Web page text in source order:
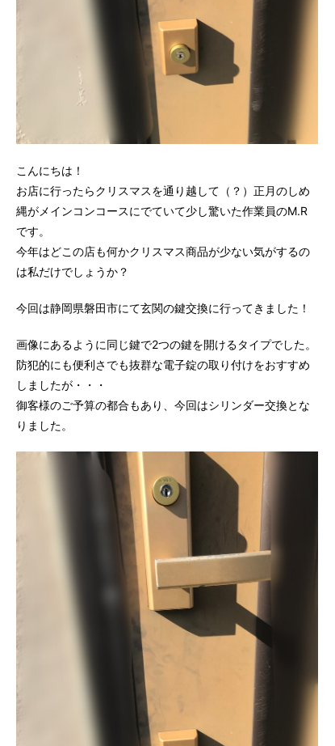
こんにちは！
お店に行ったらクリスマスを通り越して（？）正月のしめ
縄がメインコンコースにでていて少し驚いた作業員のM.R
です。
今年はどこの店も何かクリスマス商品が少ない気がするの
は私だけでしょうか？
今回は静岡県磐田市にて玄関の鍵交換に行ってきました！
画像にあるように同じ鍵で2つの鍵を開けるタイプでした。
防犯的にも便利さでも抜群な電子錠の取り付けをおすすめ
しましたが・・・
御客様のご予算の都合もあり、今回はシリンダー交換とな
りました。